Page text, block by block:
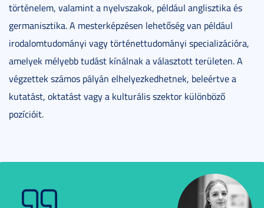
történelem, valamint a nyelvszakok, például anglisztika és
germanisztika. A mesterképzésen lehetőség van például
irodalomtudományi vagy történettudományi specializációra,
amelyek mélyebb tudást kínálnak a választott területen. A
végzettek számos pályán elhelyezkedhetnek, beleértve a
kutatást, oktatást vagy a kulturális szektor különböző
pozícióit.